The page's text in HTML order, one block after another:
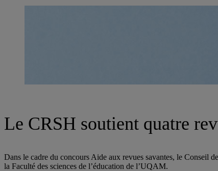
Le CRSH soutient quatre
Dans le cadre du concours Aide aux revues savantes, le Conseil
la Faculté des sciences de l’éducation de l’UQAM.